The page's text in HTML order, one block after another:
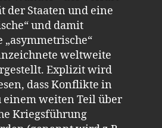
der Staaten und eine
und damit
weltweite
Explizit wird
dass Konflikte in
einem weiten Teil über
Kriegsführung